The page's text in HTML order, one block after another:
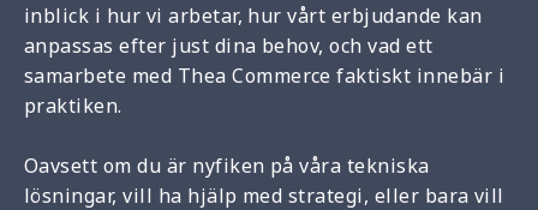
inblick i hur vi arbetar, hur vårt erbjudande kan
anpassas efter just dina behov, och vad ett
samarbete med Thea Commerce faktiskt innebär i
praktiken.
Oavsett om du är nyfiken på våra tekniska
lösningar, vill ha hjälp med strategi, eller bara vill